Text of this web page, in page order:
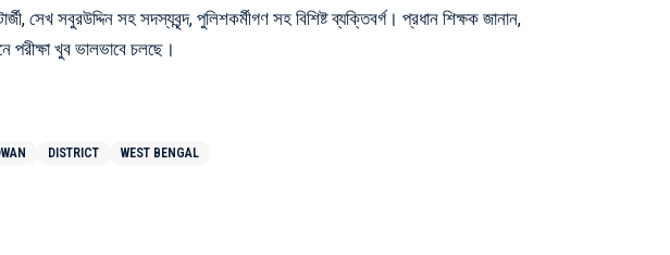
সেখ সবুরউদ্দিন সহ সদস্যবৃন্দ, পুলিশকর্মীগণ সহ বিশিষ্ট ব্যক্তিবর্গ। প্রধান শিক্ষক জানান,
পরীক্ষা খুব ভালভাবে চলছে।
DISTRICT WEST BENGAL